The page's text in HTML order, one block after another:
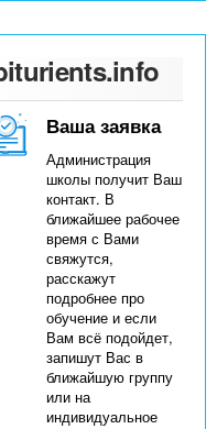
Ваша заявка
Администрация
школы получит Ваш
контакт. В
ближайшее рабочее
время с Вами
свяжутся,
расскажут
подробнее про
обучение и если
Вам всё подойдет,
запишут Вас в
ближайшую группу
или на
индивидуальное